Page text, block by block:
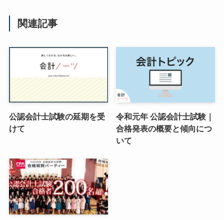
関連記事
公認会計士試験の延期を受
けて
令和元年 公認会計士試験｜
合格発表の概要と傾向につ
いて